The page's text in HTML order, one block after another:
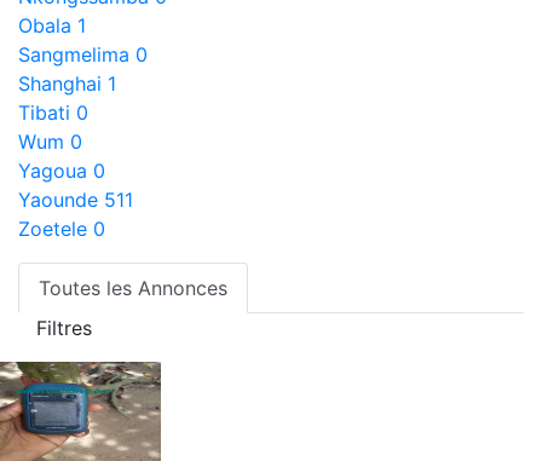
Obala 1
Sangmelima 0
Shanghai 1
Tibati 0
Wum 0
Yagoua 0
Yaounde 511
Zoetele 0
Toutes les Annonces
Filtres